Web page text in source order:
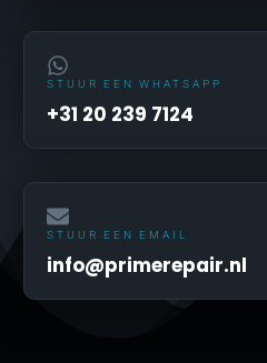
STUUR EEN WHATSAPP
+31 20 239 7124
STUUR EEN EMAIL
info@primerepair.nl